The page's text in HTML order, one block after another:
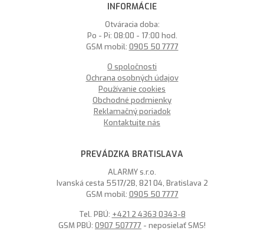
INFORMÁCIE
Otváracia doba:
Po - Pi: 08:00 - 17:00 hod.
GSM mobil: 0905 50 7777
O spoločnosti
Ochrana osobných údajov
Používanie cookies
Obchodné podmienky
Reklamačný poriadok
Kontaktujte nás
PREVÁDZKA BRATISLAVA
ALARMY s.r.o.
Ivanská cesta 5517/2B, 821 04, Bratislava 2
GSM mobil: 0905 50 7777
Tel. PBÚ: +421 2 4363 0343-8
GSM PBÚ: 0907 507777 - neposielať SMS!